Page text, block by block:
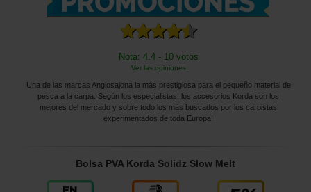
Nota: 4.4 - 10 votos
Ver las opiniones
Una de las marcas Anglosajona la más prestigiosa para el pequeño material de
pesca a la carpa. Según los especialistas, los accesorios Korda son los
mejores del mercado y sobre todo los más buscados por los carpistas
experimentados de toda Europa!
Bolsa PVA Korda Solidz Slow Melt